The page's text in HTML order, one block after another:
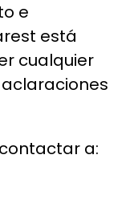
e
está
cualquier
a: